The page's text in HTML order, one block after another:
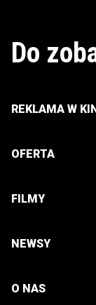
Do
REKLAMA W
OFERTA
FILMY
NEWSY
O NAS